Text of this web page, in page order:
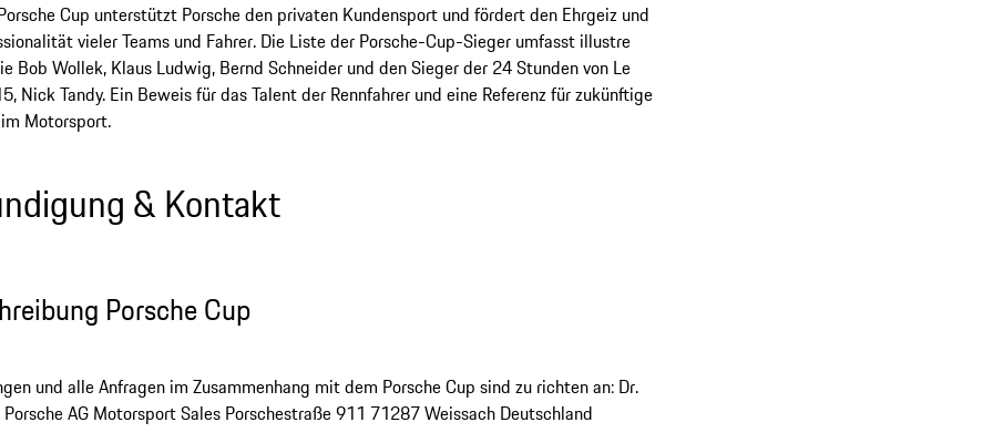
Cup unterstützt Porsche den privaten Kundensport und fördert den Ehrgeiz und
vieler Teams und Fahrer. Die Liste der Porsche-Cup-Sieger umfasst illustre
Bob Wollek, Klaus Ludwig, Bernd Schneider und den Sieger der 24 Stunden von Le
Nick Tandy. Ein Beweis für das Talent der Rennfahrer und eine Referenz für zukünftige
Motorsport.
& Kontakt
Porsche Cup
und alle Anfragen im Zusammenhang mit dem Porsche Cup sind zu richten an: Dr.
Porsche AG Motorsport Sales Porschestraße 911 71287 Weissach Deutschland